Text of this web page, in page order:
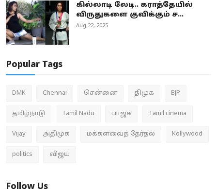
கில்லாடி லேடி.. கராத்தேயில்
விருதுகளை குவிக்கும் ச...
Aug 22, 2025
Popular Tags
DMK Chennai சென்னை திமுக BJP
தமிழ்நாடு Tamil Nadu பாஜக Tamil cinema
Vijay அதிமுக மக்களவைத் தேர்தல் Kollywood
politics விஜய்
Follow Us